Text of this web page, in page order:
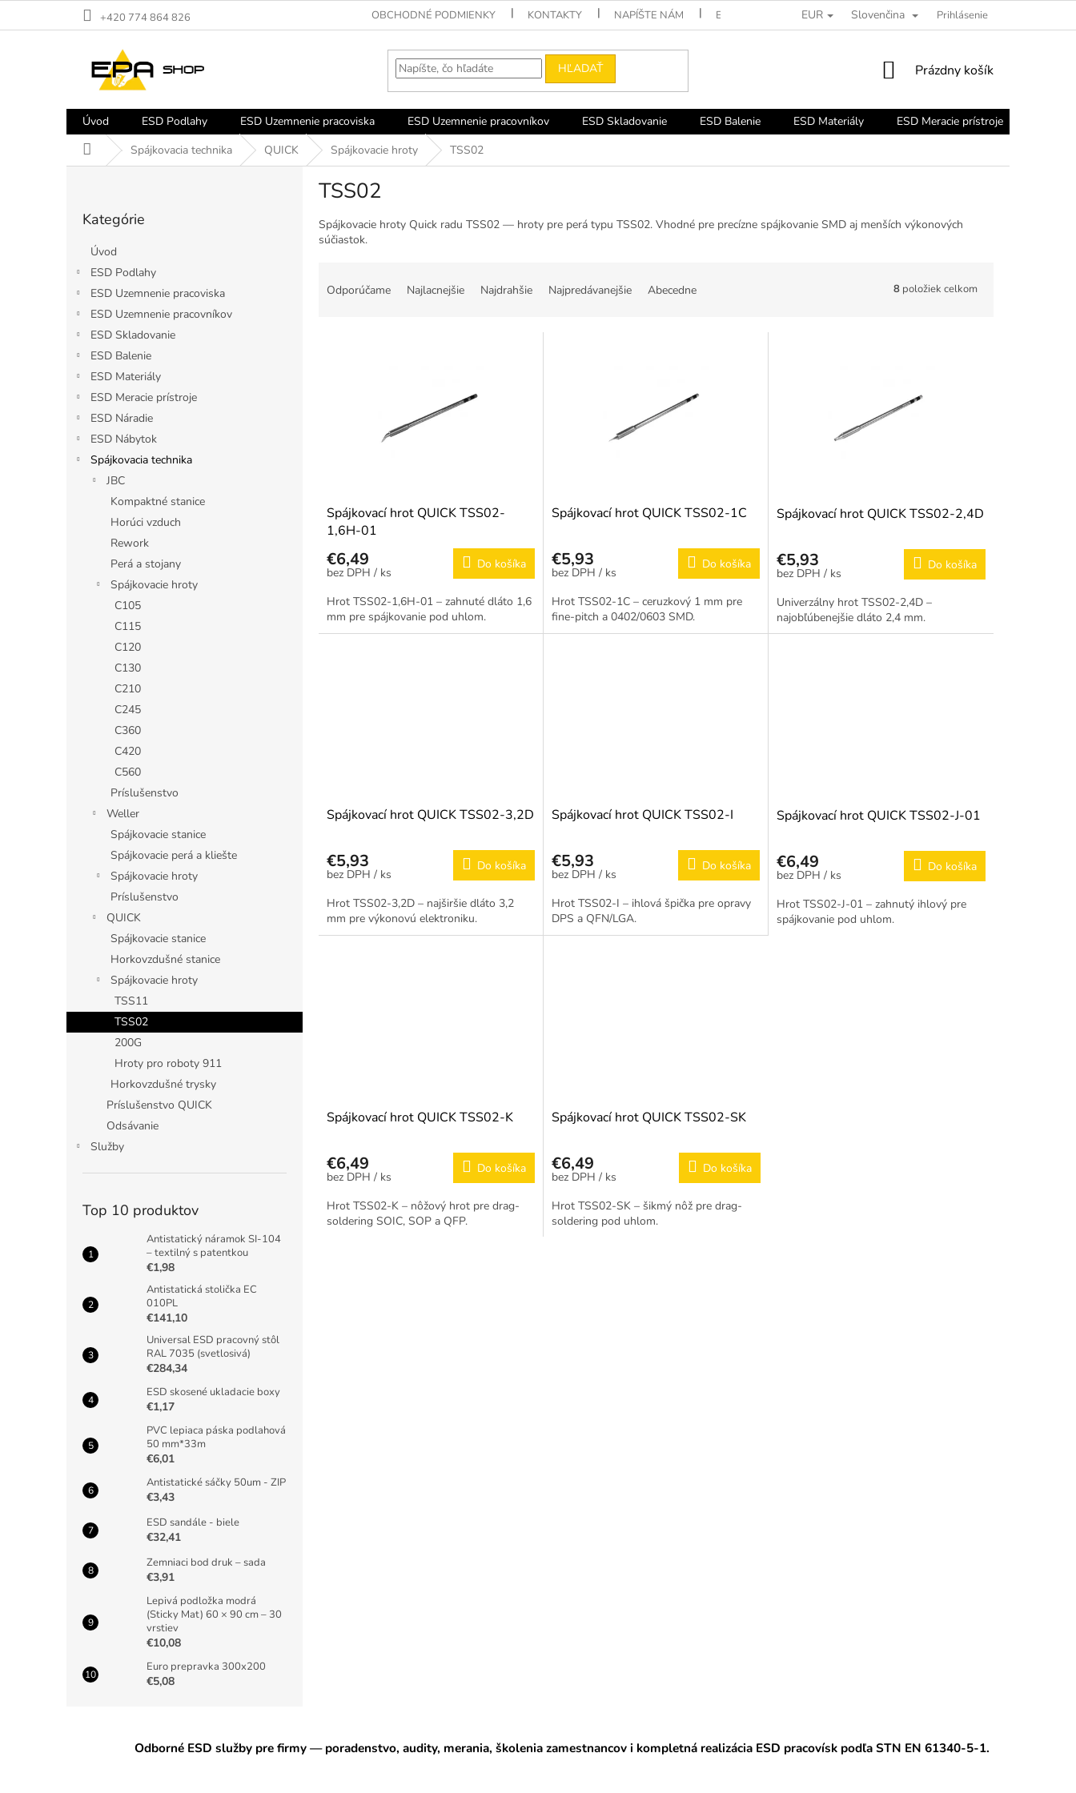
+420 774 864 826 OBCHODNÉ PODMIENKY KONTAKTY NAPÍŠTE NÁM ESD PORADŇA EUR Slovenčina Prihlásenie
HĽADAŤ
NÁKUPNÝ
Prázdny košík
Úvod ESD Podlahy ESD Uzemnenie pracoviska ESD Uzemnenie pracovníkov ESD Skladovanie ESD Balenie ESD Materiály ESD Meracie prístroje
DomovSpájkovacia technika QUICK Spájkovacie hroty TSS02
kategórie
Kategórie
Úvod
ESD Podlahy
ESD Uzemnenie pracoviska
ESD Uzemnenie pracovníkov
ESD Skladovanie
ESD Balenie
ESD Materiály
ESD Meracie prístroje
ESD Náradie
ESD Nábytok
Spájkovacia technika
JBC
Kompaktné stanice
Horúci vzduch
Rework
Perá a stojany
Spájkovacie hroty
C105
C115
C120
C130
C210
C245
C360
C420
C560
Príslušenstvo
Weller
Spájkovacie stanice
Spájkovacie perá a kliešte
Spájkovacie hroty
Príslušenstvo
QUICK
Spájkovacie stanice
Horkovzdušné stanice
Spájkovacie hroty
TSS11
TSS02
200G
Hroty pro roboty 911
Horkovzdušné trysky
Príslušenstvo QUICK
Odsávanie
Služby
Top 10 produktov
Antistatický náramok SI-104
– textilný s patentkou
€1,98
Antistatická stolička EC
010PL
€141,10
Universal ESD pracovný stôl
RAL 7035 (svetlosivá)
€284,34
ESD skosené ukladacie boxy
€1,17
PVC lepiaca páska podlahová
50 mm*33m
€6,01
Antistatické sáčky 50um - ZIP
€3,43
ESD sandále - biele
€32,41
Zemniaci bod druk – sada
€3,91
Lepivá podložka modrá
(Sticky Mat) 60 × 90 cm – 30
vrstiev
€10,08
Euro prepravka 300x200
€5,08
TSS02
Spájkovacie hroty Quick radu TSS02 — hroty pre perá typu TSS02. Vhodné pre precízne spájkovanie SMD aj menších výkonových
súčiastok.
Odporúčame Najlacnejšie Najdrahšie Najpredávanejšie Abecedne 8 položiek celkom
Spájkovací hrot QUICK TSS02-
1,6H-01
€6,49
/ ks
Do košíka
Hrot TSS02-1,6H-01 – zahnuté dláto 1,6
mm pre spájkovanie pod uhlom.
Spájkovací hrot QUICK TSS02-1C
€5,93
/ ks
Do košíka
Hrot TSS02-1C – ceruzkový 1 mm pre
fine-pitch a 0402/0603 SMD.
Spájkovací hrot QUICK TSS02-2,4D
€5,93
/ ks
Do košíka
Univerzálny hrot TSS02-2,4D –
najobľúbenejšie dláto 2,4 mm.
Spájkovací hrot QUICK TSS02-3,2D
€5,93
/ ks
Do košíka
Hrot TSS02-3,2D – najširšie dláto 3,2
mm pre výkonovú elektroniku.
Spájkovací hrot QUICK TSS02-I
€5,93
/ ks
Do košíka
Hrot TSS02-I – ihlová špička pre opravy
DPS a QFN/LGA.
Spájkovací hrot QUICK TSS02-J-01
€6,49
/ ks
Do košíka
Hrot TSS02-J-01 – zahnutý ihlový pre
spájkovanie pod uhlom.
Spájkovací hrot QUICK TSS02-K
€6,49
/ ks
Do košíka
Hrot TSS02-K – nôžový hrot pre drag-
soldering SOIC, SOP a QFP.
Spájkovací hrot QUICK TSS02-SK
€6,49
/ ks
Do košíka
Hrot TSS02-SK – šikmý nôž pre drag-
soldering pod uhlom.
Odborné ESD služby pre firmy — poradenstvo, audity, merania, školenia zamestnancov i kompletná realizácia ESD pracovísk podľa STN EN 61340-5-1.